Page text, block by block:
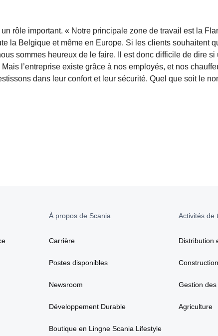
rôle important. « Notre principale zone de travail est la
la Belgique et même en Europe. Si les clients souhaitent
sommes heureux de le faire. Il est donc difficile de dire si
l’entreprise existe grâce à nos employés, et nos
dans leur confort et leur sécurité. Quel que soit le
À propos de Scania
Carrière
Postes disponibles
Newsroom
Développement Durable
Boutique en Lingne Scania Lifestyle
Activités de
Distribution
Construction
Gestion
Agriculture